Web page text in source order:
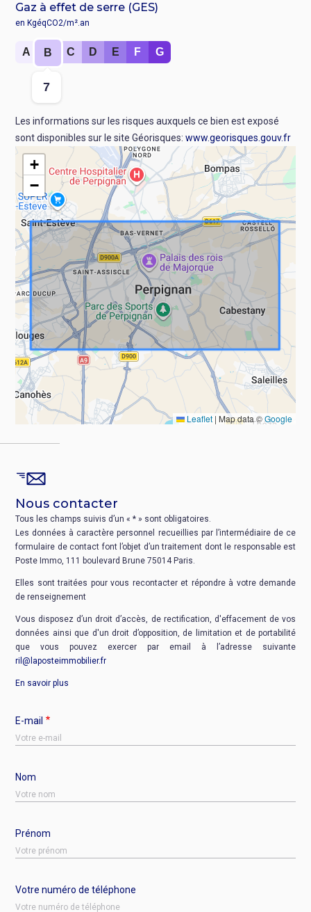
Gaz à effet de serre (GES)
en KgéqCO2/m².an
Rang
A B C D E F G
7
Les informations sur les risques auxquels ce bien est exposé
sont disponibles sur le site Géorisques: www.georisques.gouv.fr
+
−
Leaflet | Map data ©Google
Nous contacter
Tous les champs suivis d’un « * » sont obligatoires.
Les données à caractère personnel recueillies par l’intermédiaire de ce
formulaire de contact font l’objet d’un traitement dont le responsable est
Poste Immo, 111 boulevard Brune 75014 Paris.
Elles sont traitées pour vous recontacter et répondre à votre demande
de renseignement
Vous disposez d’un droit d’accès, de rectification, d'effacement de vos
données ainsi que d'un droit d’opposition, de limitation et de portabilité
que vous pouvez exercer par email à l’adresse suivante
ril@laposteimmobilier.fr
En savoir plus
E-mail
Nom
Prénom
Votre numéro de téléphone